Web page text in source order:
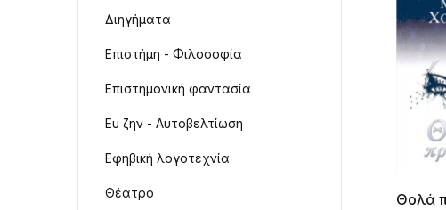
Θολά
Διηγήματα
Επιστήμη - Φιλοσοφία
Επιστημονική φαντασία
Ευ ζην - Αυτοβελτίωση
Εφηβική λογοτεχνία
Θέατρο